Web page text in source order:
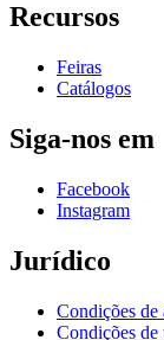
Recursos
Feiras
Catálogos
Siga-nos em
Facebook
Instagram
Jurídico
Condições de
Condições de